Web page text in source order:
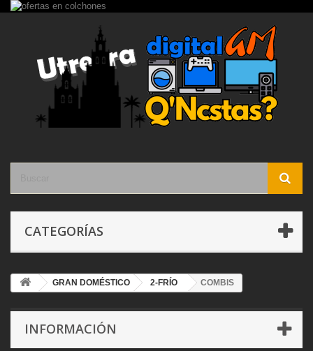
CATEGORÍAS
GRAN DOMÉSTICO 2-FRÍO COMBIS
INFORMACIÓN